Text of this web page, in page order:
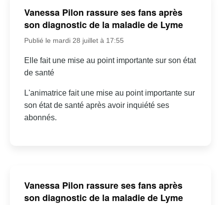
Vanessa Pilon rassure ses fans après
son diagnostic de la maladie de Lyme
Publié le mardi 28 juillet à 17:55
Elle fait une mise au point importante sur son état
de santé
L'animatrice fait une mise au point importante sur
son état de santé après avoir inquiété ses
abonnés.
Vanessa Pilon rassure ses fans après
son diagnostic de la maladie de Lyme